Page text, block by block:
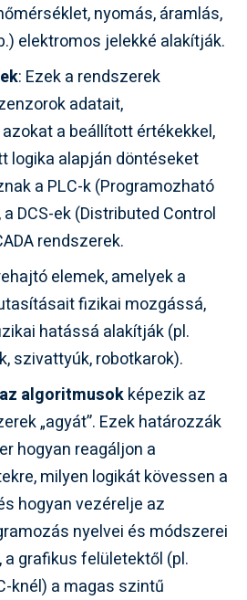
nyomás, áramlás,
elektromos jelekké alakítják.
: Ezek a rendszerek
adatait,
a beállított értékekkel,
logika alapján döntéseket
a PLC-k (Programozható
DCS-ek (Distributed Control
rendszerek.
elemek, amelyek a
fizikai mozgássá,
hatássá alakítják (pl.
szivattyúk, robotkarok).
algoritmusokképezik az
„agyát”. Ezek határozzák
hogyan reagáljon a
milyen logikát kövessen a
hogyan vezérelje az
nyelvei és módszerei
grafikus felületektől (pl.
knél) a magas szintű